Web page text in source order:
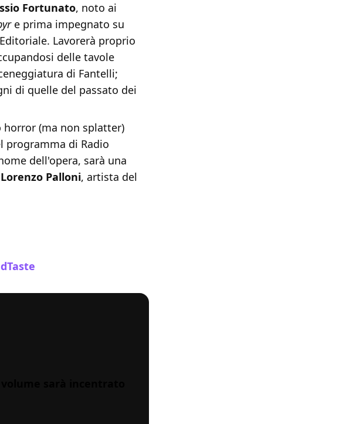
Fortunato, noto ai
e prima impegnato su
Lavorerà proprio
delle tavole
di Fantelli;
di quelle del passato dei
(ma non splatter)
programma di Radio
dell'opera, sarà una
Lorenzo Palloni, artista del
sarà incentrato